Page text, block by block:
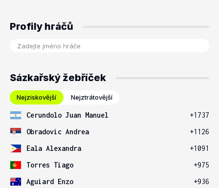
Profily hráčů
Sázkařský žebříček
Nejziskovější Nejztrátovější
Cerundolo Juan Manuel
+1737
Obradovic Andrea
+1126
Eala Alexandra
+1091
Torres Tiago
+975
Aguiard Enzo
+936